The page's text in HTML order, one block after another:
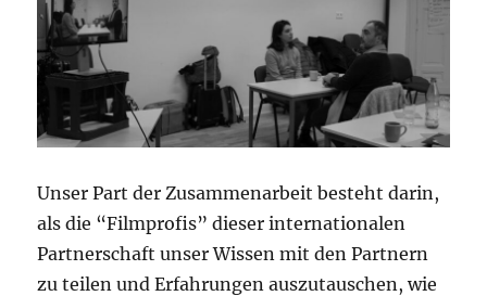
Unser Part der Zusammenarbeit besteht darin,
als die “Filmprofis” dieser internationalen
Partnerschaft unser Wissen mit den Partnern
zu teilen und Erfahrungen auszutauschen, wie